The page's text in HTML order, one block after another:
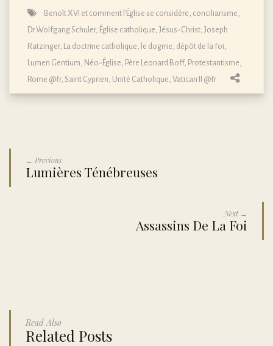
Benoît XVI et comment l'Église se considère conciliarisme
Dr Wolfgang Schuler, Église catholique Jésus-Christ Joseph
Ratzinger, La doctrine catholique, le dogme, dépôt de la foi
Lumen Gentium Néo-Église Père Leonard Boff, Protestantisme
Rome @fr, Saint Cyprien Unité Catholique Vatican II @fr
← Previous
Lumières Ténébreuses
Next →
Assassins De La Foi
Read Also
Related Posts